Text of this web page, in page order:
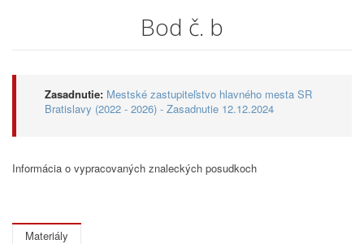
Bod č. b
Zasadnutie: Mestské zastupiteľstvo hlavného mesta SR
Bratislavy (2022 - 2026) - Zasadnutie 12.12.2024
Informácia o vypracovaných znaleckých posudkoch
Materiály